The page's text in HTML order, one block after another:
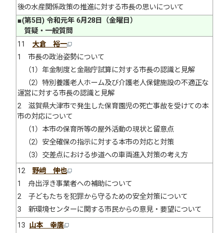
後の水産関係政策の推進に対する市長の思いについて
■(第5日) 令和元年 6月28日（金曜日）
質疑・一般質問
11 大倉 裕一
1 市長の政治姿勢について
（1）年金制度と金融庁試算に対する市長の認識と見解
（2）特別養護老人ホーム及び介護老人保健施設の不適正な
運営に対する市長の認識と見解
2 滋賀県大津市で発生した保育園児の死亡事故を受けての本
市の対応について
（1）本市の保育所等の屋外活動の現状と留意点
（2）安全確保の指示に対する本市の対応と対策
（3）交差点における歩道への車両進入対策の考え方
12野﨑 伸也
1 舟出浮き事業者への補助について
2 子どもたちを犯罪から守るための安全対策について
3 新環境センターに関する市民からの意見・要望について
13 山本 幸廣